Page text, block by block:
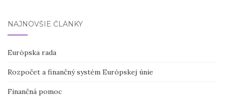
NAJNOVŠIE ČLÁNKY
Európska rada
Rozpočet a finančný systém Európskej únie
Finančná pomoc